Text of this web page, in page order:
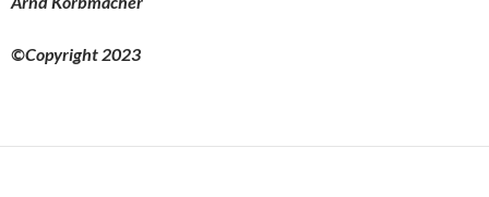
©Copyright 2023